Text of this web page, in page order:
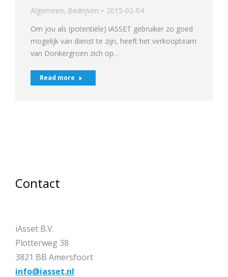
Algemeen, Bedrijven
2015-02-04
Om jou als (potentiële) iASSET gebruiker zo goed
mogelijk van dienst te zijn, heeft het verkoopteam
van Donkergroen zich op…
Read more
Contact
iAsset B.V.
Plotterweg 38
3821 BB Amersfoort
info@iasset.nl